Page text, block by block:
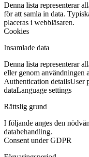
Denna lista representerar
för att samla in data.
placeras i webbläsaren.
Cookies
Insamlade data
Denna lista representerar
eller genom användningen
Authentication detailsUser
dataLanguage settings
Rättslig grund
I följande anges den
databehandling.
Consent under GDPR